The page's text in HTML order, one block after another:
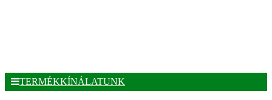
TERMÉKKÍNÁLATUNK